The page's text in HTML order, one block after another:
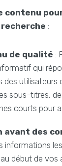
contenu
:
de qualité :
qui
des utilisateurs
sous-titres,
courts pour
avant des
informations
début de vos